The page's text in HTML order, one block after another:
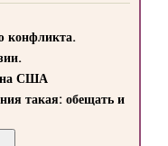
конфликта.
на США
такая: обещать и